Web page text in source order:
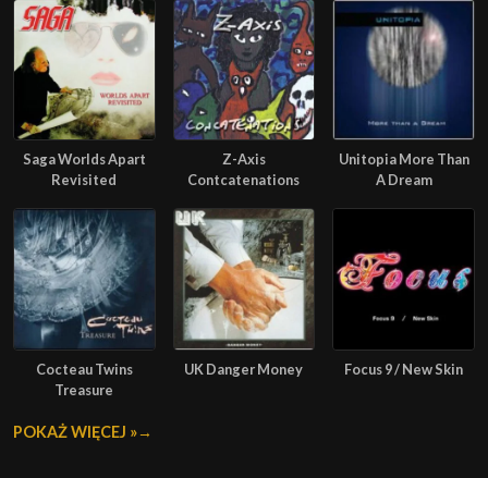
Saga Worlds Apart
Revisited
Z-Axis
Contcatenations
Unitopia More Than
A Dream
Cocteau Twins
Treasure
UK Danger Money Focus 9 / New Skin
POKAŻ WIĘCEJ »